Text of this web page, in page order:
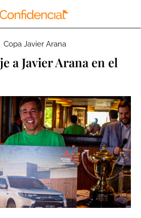
Copa Javier Arana
a Javier Arana en el